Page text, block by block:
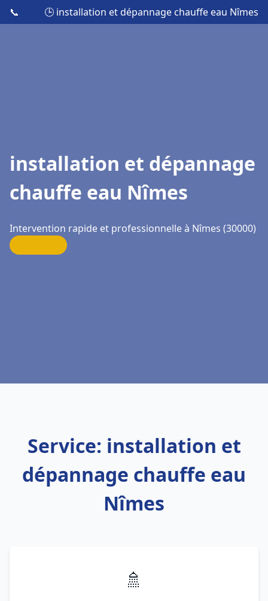
📞 🕒 installation et dépannage chauffe eau Nîmes
installation et dépannage
chauffe eau Nîmes
Intervention rapide et professionnelle à Nîmes (30000)
Service: installation et
dépannage chauffe eau
Nîmes
🚿